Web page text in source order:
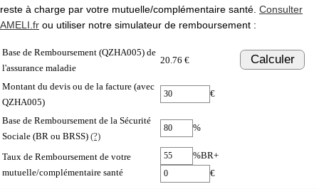
reste à charge par votre mutuelle/complémentaire santé. Consulter
AMELI.fr ou utiliser notre simulateur de remboursement :
Base de Remboursement (QZHA005) de
l'assurance maladie
20.76 € Calculer
Montant du devis ou de la facture (avec
QZHA005)
€
Base de Remboursement de la Sécurité
Sociale (BR ou BRSS) (?)
%
Taux de Remboursement de votre
mutuelle/complémentaire santé
%BR+
€